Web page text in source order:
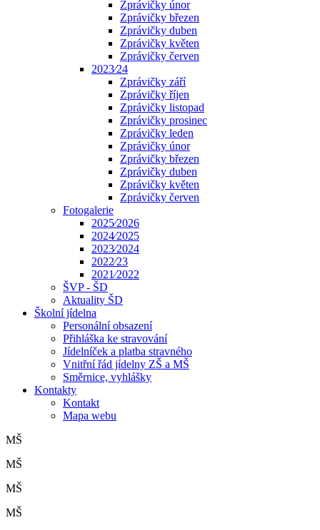
Zprávičky únor
Zprávičky březen
Zprávičky duben
Zprávičky květen
Zprávičky červen
2023⁄24
Zprávičky září
Zprávičky říjen
Zprávičky listopad
Zprávičky prosinec
Zprávičky leden
Zprávičky únor
Zprávičky březen
Zprávičky duben
Zprávičky květen
Zprávičky červen
Fotogalerie
2025⁄2026
2024⁄2025
2023⁄2024
2022⁄23
2021⁄2022
ŠVP - ŠD
Aktuality ŠD
Školní jídelna
Personální obsazení
Přihláška ke stravování
Jídelníček a platba stravného
Vnitřní řád jídelny ZŠ a MŠ
Směrnice, vyhlášky
Kontakty
Kontakt
Mapa webu
MŠ
MŠ
MŠ
MŠ